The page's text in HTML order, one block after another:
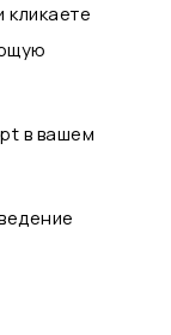
в вашем